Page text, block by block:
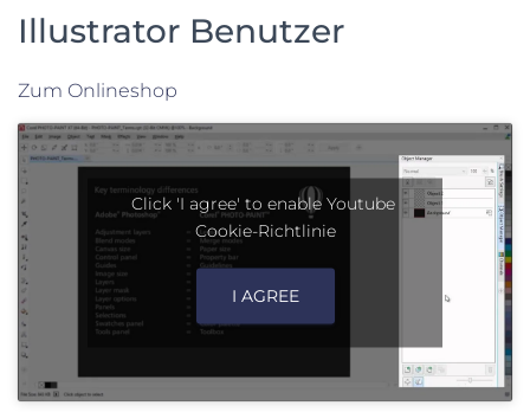
Illustrator Benutzer
Zum Onlineshop
Click 'I agree' to enable Youtube
Cookie-Richtlinie
I AGREE